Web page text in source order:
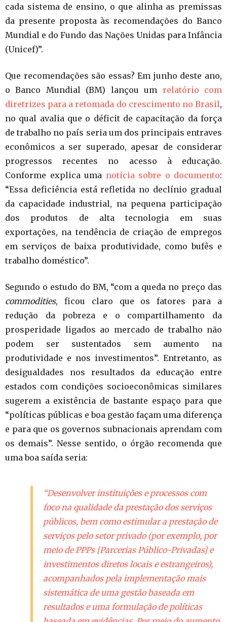
cada sistema de ensino, o que alinha as premissas
da presente proposta às recomendações do Banco
Mundial e do Fundo das Nações Unidas para Infância
(Unicef)”.
Que recomendações são essas? Em junho deste ano,
o Banco Mundial (BM) lançou um relatório com
diretrizes para a retomada do crescimento no Brasil,
no qual avalia que o déficit de capacitação da força
de trabalho no país seria um dos principais entraves
econômicos a ser superado, apesar de considerar
progressos recentes no acesso à educação.
Conforme explica uma notícia sobre o documento:
“Essa deficiência está refletida no declínio gradual
da capacidade industrial, na pequena participação
dos produtos de alta tecnologia em suas
exportações, na tendência de criação de empregos
em serviços de baixa produtividade, como bufês e
trabalho doméstico”.
Segundo o estudo do BM, “com a queda no preço das
commodities, ficou claro que os fatores para a
redução da pobreza e o compartilhamento da
prosperidade ligados ao mercado de trabalho não
podem ser sustentados sem aumento na
produtividade e nos investimentos”. Entretanto, as
desigualdades nos resultados da educação entre
estados com condições socioeconômicas similares
sugerem a existência de bastante espaço para que
“políticas públicas e boa gestão façam uma diferença
e para que os governos subnacionais aprendam com
os demais”. Nesse sentido, o órgão recomenda que
uma boa saída seria:
“Desenvolver instituições e processos com
foco na qualidade da prestação dos serviços
públicos, bem como estimular a prestação de
serviços pelo setor privado (por exemplo, por
meio de PPPs [Parcerias Público-Privadas] e
investimentos diretos locais e estrangeiros),
acompanhados pela implementação mais
sistemática de uma gestão baseada em
resultados e uma formulação de políticas